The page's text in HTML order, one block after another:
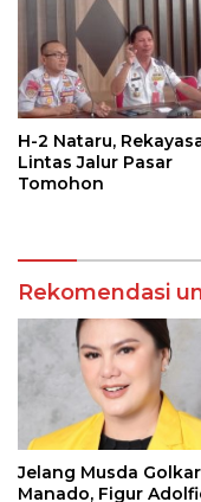
H-2 Nataru,
Lintas Jalur Pasar
Tomohon
Rekomendasi
Jelang Musda Golkar
Manado, Figur